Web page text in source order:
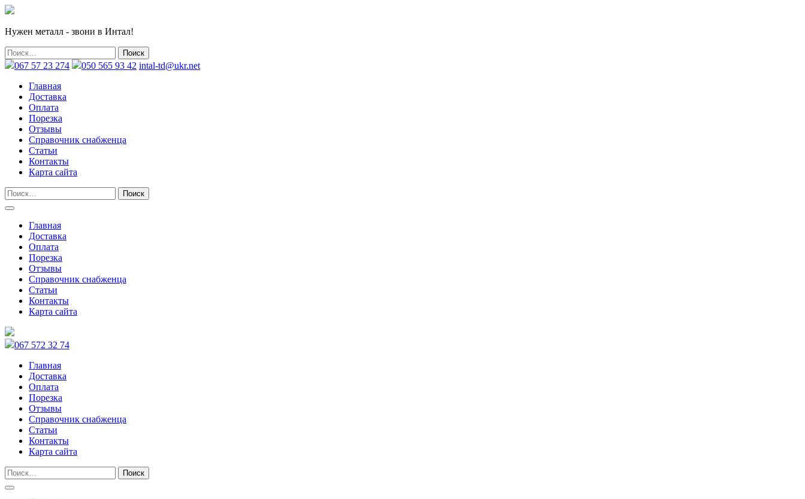
Нужен металл - звони в Интал!
067 57 23 274 050 565 93 42 intal-td@ukr.net
Главная
Доставка
Оплата
Порезка
Отзывы
Справочник снабженца
Статьи
Контакты
Карта сайта
Главная
Доставка
Оплата
Порезка
Отзывы
Справочник снабженца
Статьи
Контакты
Карта сайта
067 572 32 74
Главная
Доставка
Оплата
Порезка
Отзывы
Справочник снабженца
Статьи
Контакты
Карта сайта